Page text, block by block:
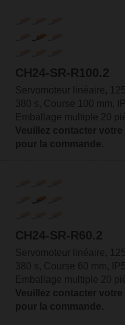
CH24-SR-R100.2
Servomoteur linéaire,
380 s, Course 100 mm,
Emballage multiple 20
Veuillez contacter
pour la commande.
CH24-SR-R60.2
Servomoteur linéaire,
380 s, Course 60 mm,
Emballage multiple 20
Veuillez contacter
pour la commande.